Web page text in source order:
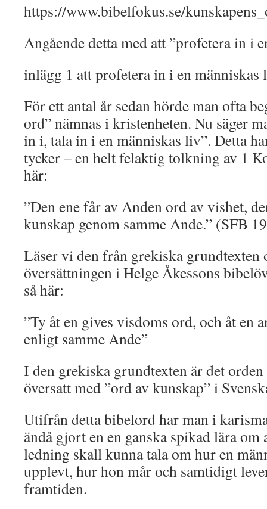
https://www.bibelfokus.se/
Angående detta med att ”profetera in i
inlägg 1 att profetera in i en människas
För ett antal år sedan hörde man ofta
ord” nämnas i kristenheten. Nu säger
in i, tala in i en människas liv”. Detta
tycker – en helt felaktig tolkning av 1
här:
”Den ene får av Anden ord av vishet,
kunskap genom samme Ande.” (SFB
Läser vi den från grekiska grundtexten
översättningen i Helge Åkessons
så här:
”Ty åt en gives visdoms ord, och åt en
enligt samme Ande”
I den grekiska grundtexten är det
översatt med ”ord av kunskap” i
Utifrån detta bibelord har man i
ändå gjort en en ganska spikad lära
ledning skall kunna tala om hur en
upplevt, hur hon mår och samtidigt
framtiden.